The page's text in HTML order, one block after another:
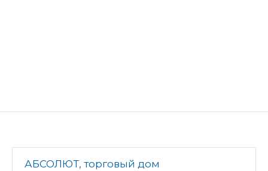
АБСОЛЮТ, торговый дом